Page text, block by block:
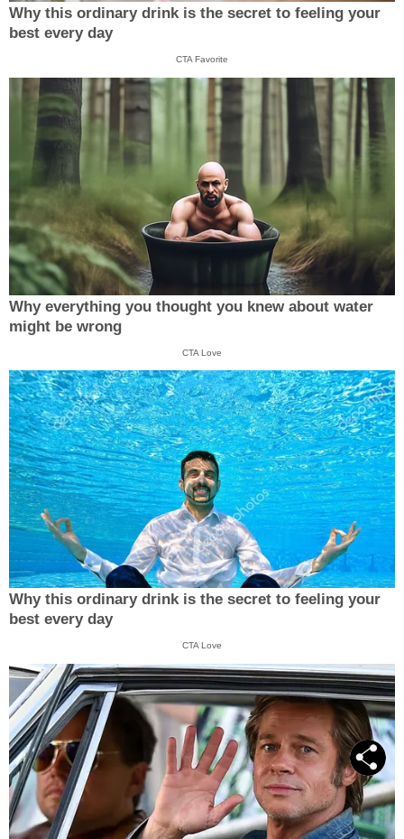
Why this ordinary drink is the secret to feeling your
best every day
CTA Favorite
Why everything you thought you knew about water
might be wrong
CTA Love
Why this ordinary drink is the secret to feeling your
best every day
CTA Love